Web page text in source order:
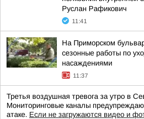
Руслан Рафикович
11:41
На Приморском
сезонные работы по
насаждениями
11:37
Третья воздушная тревога за утро в
Мониторинговые каналы
атаке. Если не загружаются видео и